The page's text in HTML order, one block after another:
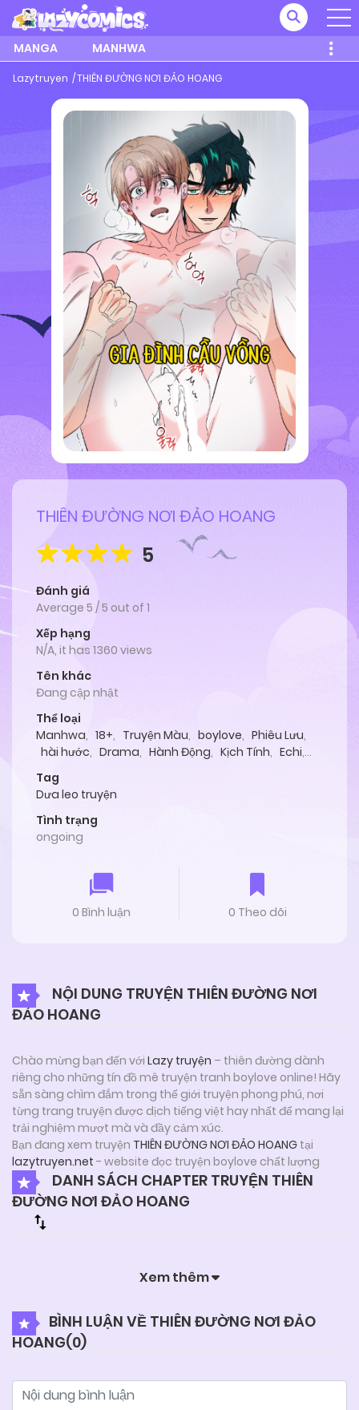
MANGA MANHWA
Lazytruyen THIÊN ĐƯỜNG NƠI ĐẢO HOANG
THIÊN ĐƯỜNG NƠI ĐẢO HOANG
5
Đánh giá
Average 5 /5 out of 1
Xếp hạng
N/A, it has 1360 views
Tên khác
Đang cập nhật
Thể loại
Manhwa, 18+, Truyện Màu, boylove, Phiêu Lưu,
hài hước, Drama, Hành Động, Kịch Tính, Echi,
Tag
Dưa leo truyện
Tình trạng
ongoing
0 Bình luận 0 Theo dõi
NỘI DUNG TRUYỆN THIÊN ĐƯỜNG NƠI
ĐẢO HOANG
Chào mừng bạn đến với Lazy truyện – thiên đường dành
riêng cho những tín đồ mê truyện tranh boylove online! Hãy
sẵn sàng chìm đắm trong thế giới truyện phong phú, nơi
từng trang truyện được dịch tiếng việt hay nhất để mang lại
trải nghiệm mượt mà và đầy cảm xúc.
Bạn đang xem truyện THIÊN ĐƯỜNG NƠI ĐẢO HOANG tại
lazytruyen.net - website đọc truyện boylove chất lượng
DANH SÁCH CHAPTER TRUYỆN THIÊN
ĐƯỜNG NƠI ĐẢO HOANG
Xem thêm
BÌNH LUẬN VỀ THIÊN ĐƯỜNG NƠI ĐẢO
HOANG(0)